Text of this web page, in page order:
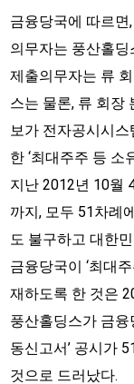
금융당국에 따르면
의무자는 풍산홀딩
제출의무자는 류
스는 물론, 류 회장
보가 전자공시시
한 ‘최대주주 등 소
지난 2012년 10월
까지, 모두 51차례
도 불구하고 대한
금융당국이 ‘최대
재하도록 한 것은
풍산홀딩스가 금융
동신고서’ 공시가
것으로 드러났다.